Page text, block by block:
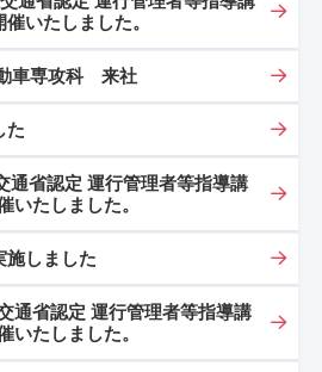
いたしました。
車専攻科 来社
た
通省認定 運行管理者等指導講
いたしました。
施しました
通省認定 運行管理者等指導講
いたしました。